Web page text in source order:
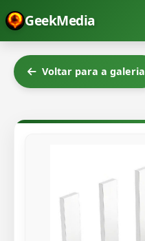
GeekMedia
Voltar para a galeria